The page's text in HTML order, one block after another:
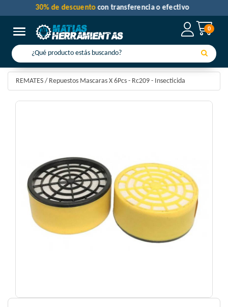
0
Toggle navigation
30% de descuentocon transferencia o efectivo
REMATES / Repuestos Mascaras X 6Pcs - Rc209 - Insecticida